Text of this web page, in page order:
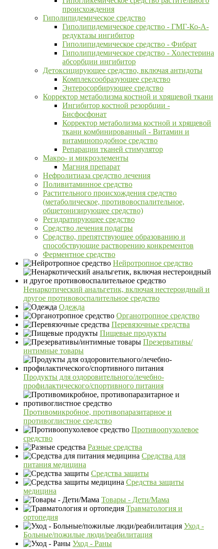
происхождения
Гиполипидемическое средство
Гиполипидемическое средство - ГМГ-Ко-А-
редуктазы ингибитор
Гиполипидемическое средство - Фибрат
Гиполипидемическое средство - Холестерина
абсорбции ингибитор
Детоксицирующее средство, включая антидоты
Комплексообразующее средство
Энтеросорбирующее средство
Корректор метаболизма костной и хрящевой ткани
Ингибитор костной резорбции -
Бисфосфонат
Корректор метаболизма костной и хрящевой
ткани комбинированный - Витамин и
витаминоподобное средство
Репарации тканей стимулятор
Макро- и микроэлементы
Магния препарат
Нефролитиаза средство лечения
Поливитаминное средство
Растительного происхождения средство
(метаболическое, противовоспалительное,
общетонизирующее средство)
Регидратирующее средство
Средство лечения подагры
Средство, препятствующее образованию и
способствующие растворению конкрементов
Ферментное средство
Нейротропное средство
Ненаркотический анальгетик, включая нестероидный и
другое противовоспалительное средство
Одежда
Органотропное средство
Перевязочные средства
Пищевые продукты
Презервативы/
интимные товары
Продукты для оздоровительного/лечебно-
профилактического/спортивного питания
Противомикробное, противопаразитарное и
противоглистное средство
Противоопухолевое
средство
Разные средства
Средства для
питания медицина
Средства защиты
Средства защиты
медицина
Товары - Дети/Мама
Травматология и
ортопедия
Уход -
Больные/пожилые люди/реабилитация
Уход - Раны